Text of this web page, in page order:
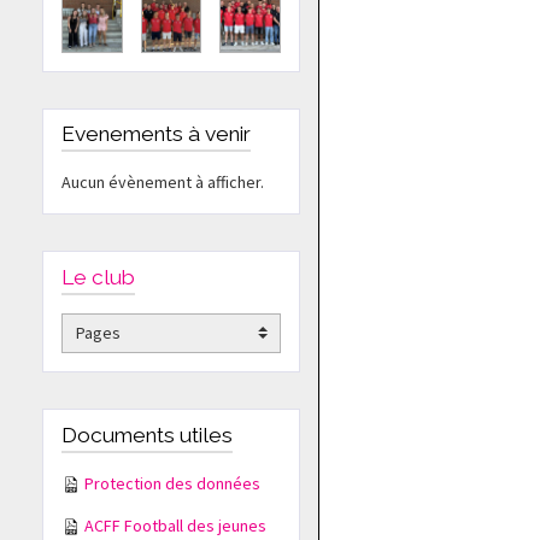
Evenements à venir
Aucun évènement à afficher.
Le club
Documents utiles
Protection des données
ACFF Football des jeunes